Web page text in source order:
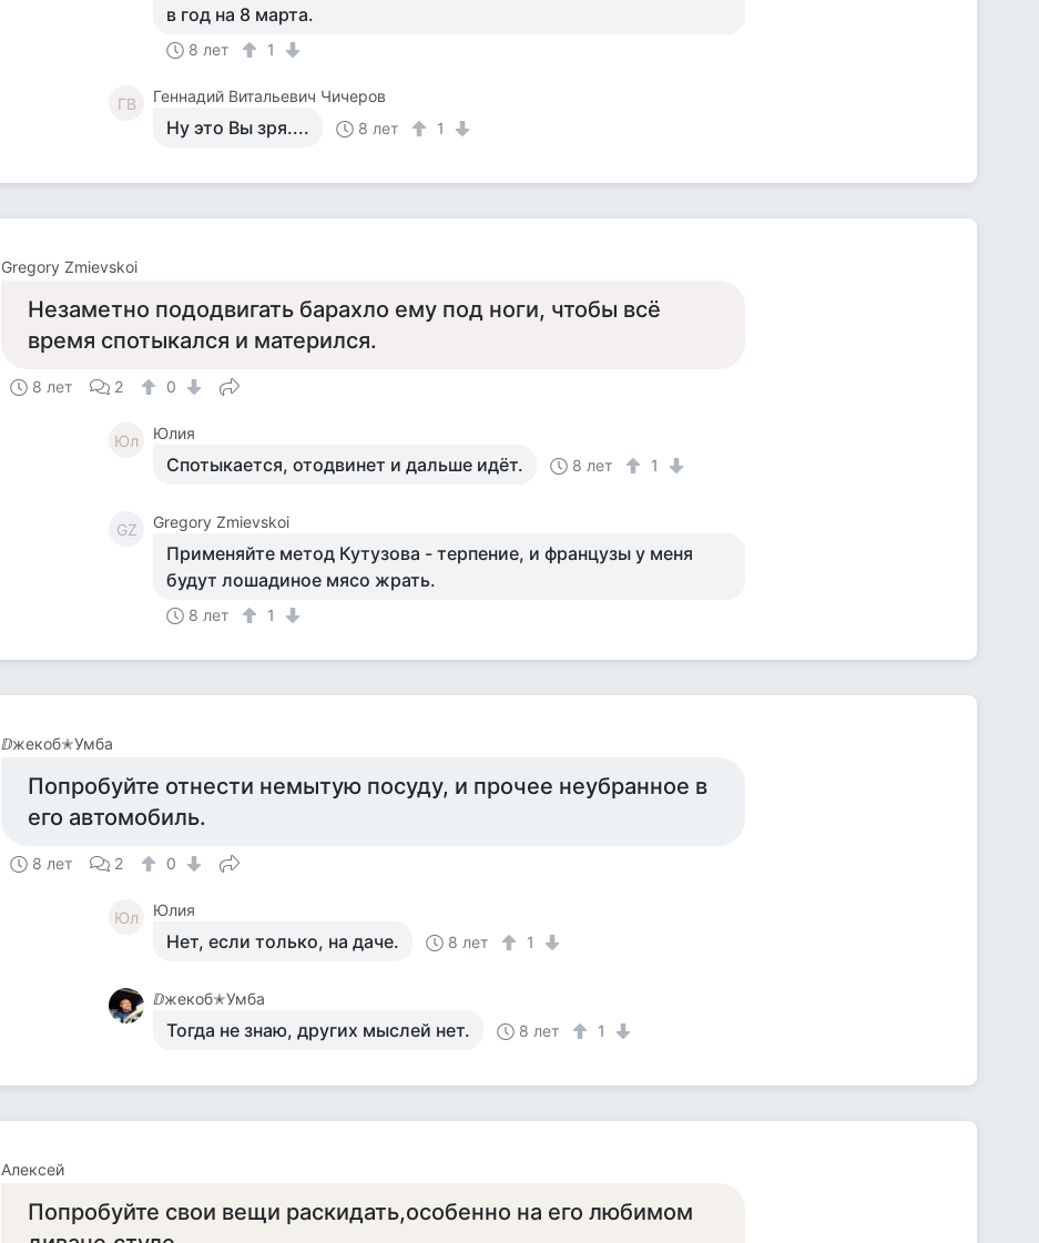
в год на 8 марта.
8 лет 1
ГВ Геннадий Витальевич Чичеров
Ну это Вы зря.... 8 лет 1
Gregory Zmievskoi
Незаметно пододвигать барахло ему под ноги, чтобы всё
время спотыкался и матерился.
8 лет 2 0
Юл Юлия
Спотыкается, отодвинет и дальше идёт. 8 лет 1
GZ Gregory Zmievskoi
Применяйте метод Кутузова - терпение, и французы у меня
будут лошадиное мясо жрать.
8 лет 1
ⅅжекоб✭Умба
Попробуйте отнести немытую посуду, и прочее неубранное в
его автомобиль.
8 лет 2 0
Юл Юлия
Нет, если только, на даче. 8 лет 1
ⅅжекоб✭Умба
Тогда не знаю, других мыслей нет. 8 лет 1
Алексей
Попробуйте свои вещи раскидать,особенно на его любимом